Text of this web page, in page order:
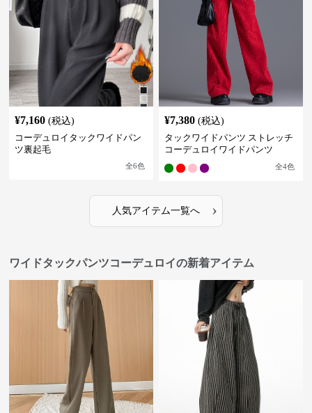
¥7,160 (税込)
コーデュロイタックワイドパン
ツ裏起毛
全6色
¥7,380 (税込)
タックワイドパンツ ストレッチ
コーデュロイワイドパンツ
全4色
人気アイテム一覧へ ›
ワイドタックパンツコーデュロイの新着アイテム